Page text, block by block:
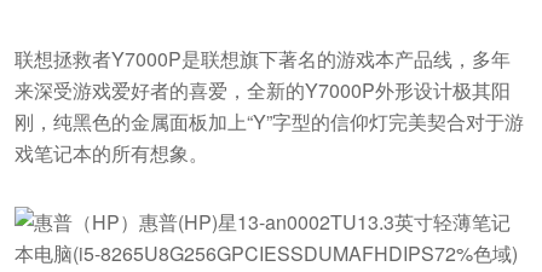
联想拯救者Y7000P是联想旗下著名的游戏本产品线，多年
来深受游戏爱好者的喜爱，全新的Y7000P外形设计极其阳
刚，纯黑色的金属面板加上“Y”字型的信仰灯完美契合对于游
戏笔记本的所有想象。